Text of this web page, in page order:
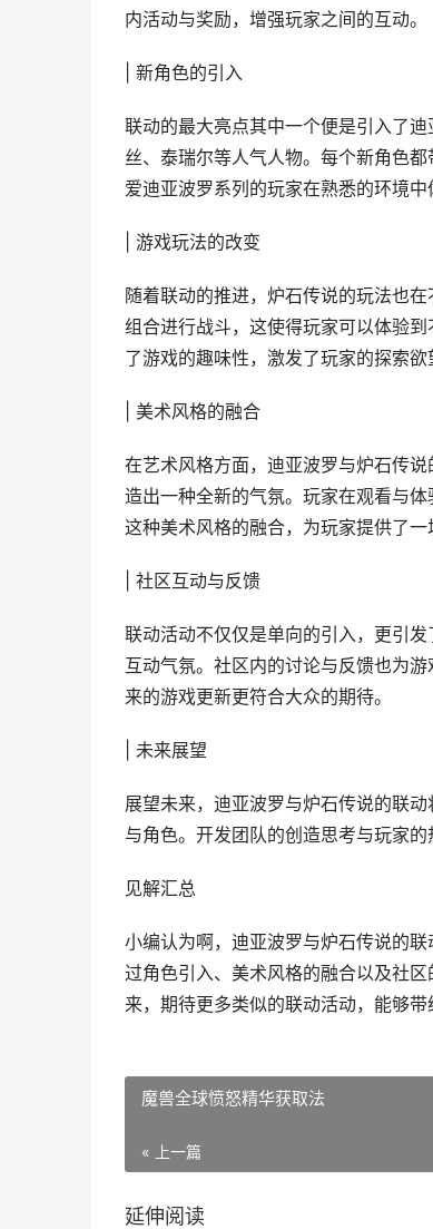
内活动与奖励，增强玩家之间的互动。
| 新角色的引入
联动的最大亮点其中一个便是引入了
丝、泰瑞尔等人气人物。每个新角色
爱迪亚波罗系列的玩家在熟悉的环境中
| 游戏玩法的改变
随着联动的推进，炉石传说的玩法也
组合进行战斗，这使得玩家可以体验
了游戏的趣味性，激发了玩家的探索欲
| 美术风格的融合
在艺术风格方面，迪亚波罗与炉石传
造出一种全新的气氛。玩家在观看与
这种美术风格的融合，为玩家提供了一
| 社区互动与反馈
联动活动不仅仅是单向的引入，更引
互动气氛。社区内的讨论与反馈也为
来的游戏更新更符合大众的期待。
| 未来展望
展望未来，迪亚波罗与炉石传说的联
与角色。开发团队的创造思考与玩家
见解汇总
小编认为啊，迪亚波罗与炉石传说的
过角色引入、美术风格的融合以及社
来，期待更多类似的联动活动，能够带
魔兽全球愤怒精华获取法
« 上一篇
延伸阅读